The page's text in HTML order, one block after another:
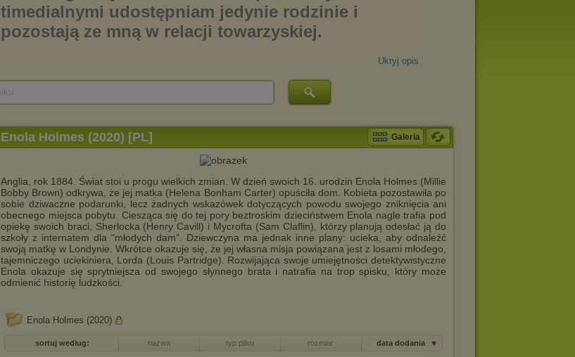
Ukryj opis
Enola Holmes (2020) [PL] Galeria
Anglia, rok 1884. Świat stoi u progu wielkich zmian. W dzień swoich 16. urodzin Enola Holmes (Millie
Bobby Brown) odkrywa, że jej matka (Helena Bonham Carter) opuściła dom. Kobieta pozostawiła po
sobie dziwaczne podarunki, lecz żadnych wskazówek dotyczących powodu swojego zniknięcia ani
obecnego miejsca pobytu. Ciesząca się do tej pory beztroskim dzieciństwem Enola nagle trafia pod
opiekę swoich braci, Sherlocka (Henry Cavill) i Mycrofta (Sam Claflin), którzy planują odesłać ją do
szkoły z internatem dla "młodych dam". Dziewczyna ma jednak inne plany: ucieka, aby odnaleźć
swoją matkę w Londynie. Wkrótce okazuje się, że jej własna misja powiązana jest z losami młodego,
tajemniczego uciekiniera, Lorda (Louis Partridge). Rozwijająca swoje umiejętności detektywistyczne
Enola okazuje się sprytniejsza od swojego słynnego brata i natrafia na trop spisku, który może
odmienić historię ludzkości.
Enola Holmes (2020)
sortuj według: nazwa typ pliku rozmiar data dodania